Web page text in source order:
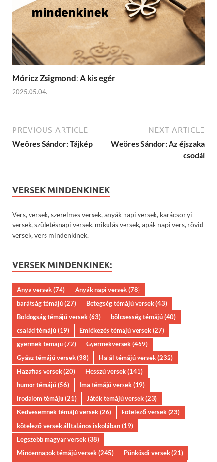
Móricz Zsigmond: A kis egér
2025.05.04.
PREVIOUS ARTICLE
Weöres Sándor: Tájkép
NEXT ARTICLE
Weöres Sándor: Az éjszaka
csodái
VERSEK MINDENKINEK
Vers, versek, szerelmes versek, anyák napi versek, karácsonyi
versek, születésnapi versek, mikulás versek, apák napi vers, rövid
versek, vers mindenkinek.
VERSEK MINDENKINEK:
Anya versek(74) Anyák napi versek(78)
barátság témájú(27) Betegség témájú versek(43)
Boldogság témájú versek(63) bölcsesség témájú(40)
család témájú(19) Emlékezés témájú versek(27)
gyermek témájú(72) Gyermekversek(469)
Gyász témájú versek(38) Halál témájú versek(232)
Hazafias versek(20) Hosszú versek(141)
humor témájú(56) Ima témájú versek(19)
irodalom témájú(21) Játék témájú versek(23)
Kedvesemnek témájú versek(26) kötelező versek(23)
kötelező versek álltalános iskolában(19)
Legszebb magyar versek(38)
Mindennapok témájú versek(245) Pünkösdi versek(21)